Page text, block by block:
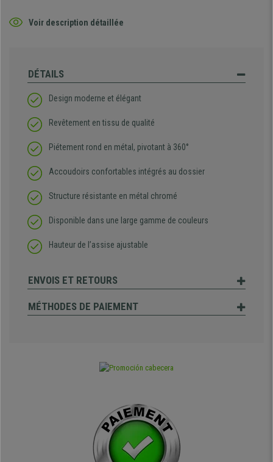
Voir description détaillée
DÉTAILS
Design moderne et élégant
Revêtement en tissu de qualité
Piétement rond en métal, pivotant à 360°
Accoudoirs confortables intégrés au dossier
Structure résistante en métal chromé
Disponible dans une large gamme de couleurs
Hauteur de l’assise ajustable
ENVOIS ET RETOURS
MÉTHODES DE PAIEMENT